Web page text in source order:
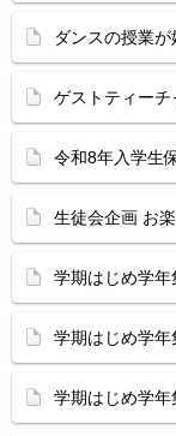
ダンスの授業が
ゲストティー
令和8年入学生
生徒会企画 お
学期はじめ学年
学期はじめ学年
学期はじめ学年